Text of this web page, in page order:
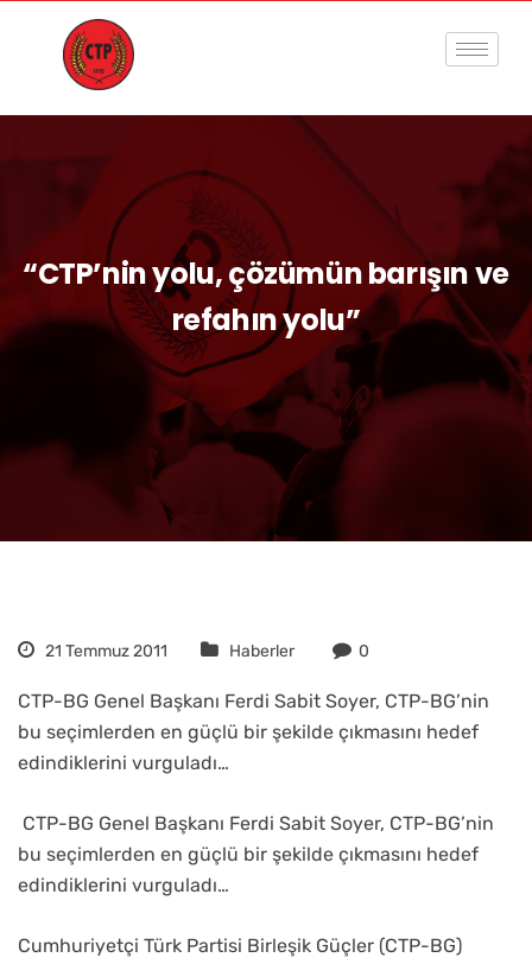
“CTP’nin yolu, çözümün barışın ve
refahın yolu”
21 Temmuz 2011 Haberler 0
CTP-BG Genel Başkanı Ferdi Sabit Soyer, CTP-BG’nin
bu seçimlerden en güçlü bir şekilde çıkmasını hedef
edindiklerini vurguladı…
CTP-BG Genel Başkanı Ferdi Sabit Soyer, CTP-BG’nin
bu seçimlerden en güçlü bir şekilde çıkmasını hedef
edindiklerini vurguladı…
Cumhuriyetçi Türk Partisi Birleşik Güçler (CTP-BG)